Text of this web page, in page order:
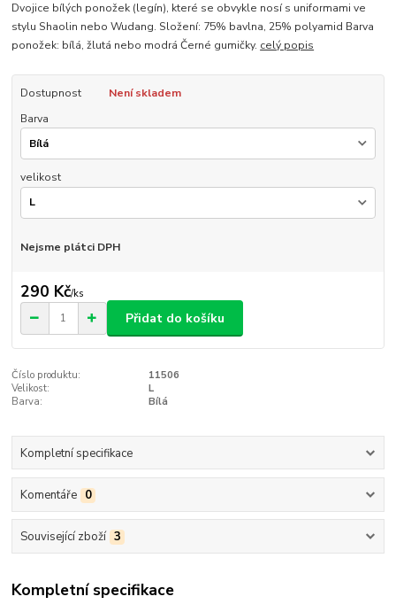
Dvojice bílých ponožek (legín), které se obvykle nosí s uniformami ve
stylu Shaolin nebo Wudang. Složení: 75% bavlna, 25% polyamid Barva
ponožek: bílá, žlutá nebo modrá Černé gumičky. celý popis
Dostupnost
Není skladem
Barva
velikost
Nejsme plátci DPH
290 Kč/ks
Přidat do košíku
Číslo produktu:
11506
Velikost:
L
Barva:
Bílá
Kompletní specifikace
Komentáře 0
Související zboží 3
Kompletní specifikace